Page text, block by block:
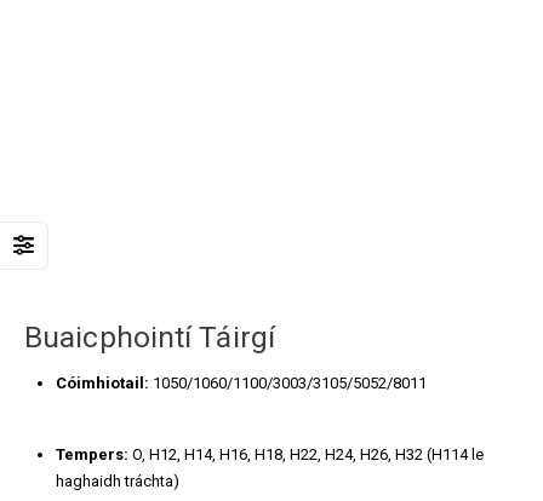
Buaicphointí Táirgí
Cóimhiotail: 1050/1060/1100/3003/3105/5052/8011
Tempers: O, H12, H14, H16, H18, H22, H24, H26, H32 (H114 le
haghaidh tráchta)